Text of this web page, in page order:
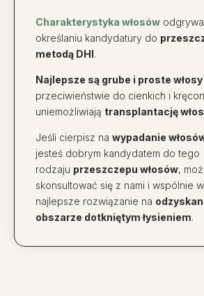
Charakterystyka włosów
określaniu kandydatury do
metodą DHI.
Najlepsze są grube i proste włosy
przeciwieństwie do cienkich i
uniemożliwiają transplantację
Jeśli cierpisz na wypadanie
jesteś dobrym kandydatem do tego
rodzaju przeszczepu włosów,
skonsultować się z nami i wspólnie
najlepsze rozwiązanie na
obszarze dotkniętym łysieniem.